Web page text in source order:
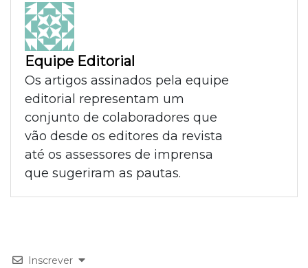
Equipe Editorial
Os artigos assinados pela equipe
editorial representam um
conjunto de colaboradores que
vão desde os editores da revista
até os assessores de imprensa
que sugeriram as pautas.
Inscrever